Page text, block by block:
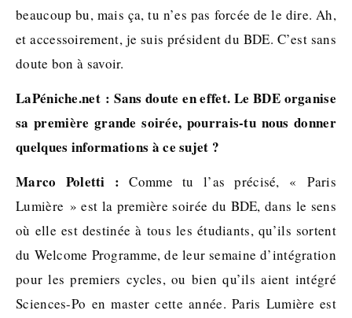
beaucoup bu, mais ça, tu n’es pas forcée de le dire. Ah,
et accessoirement, je suis président du BDE. C’est sans
doute bon à savoir.
LaPéniche.net : Sans doute en effet. Le BDE organise
sa première grande soirée, pourrais-tu nous donner
quelques informations à ce sujet ?
Marco Poletti : Comme tu l’as précisé, « Paris
Lumière » est la première soirée du BDE, dans le sens
où elle est destinée à tous les étudiants, qu’ils sortent
du Welcome Programme, de leur semaine d’intégration
pour les premiers cycles, ou bien qu’ils aient intégré
Sciences-Po en master cette année. Paris Lumière est